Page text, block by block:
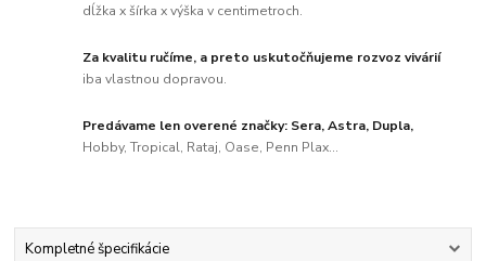
dĺžka x šírka x výška v centimetroch.
Za kvalitu ručíme, a preto uskutočňujeme rozvoz vivárií
iba vlastnou dopravou.
Predávame len overené značky: Sera, Astra, Dupla,
Hobby, Tropical, Rataj, Oase, Penn Plax...
Kompletné špecifikácie